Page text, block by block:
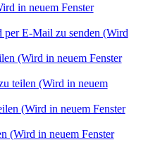
in neuem Fenster
E-Mail zu senden (Wird
(Wird in neuem Fenster
teilen (Wird in neuem
(Wird in neuem Fenster
(Wird in neuem Fenster